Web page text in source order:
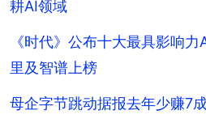
耕AI领域
《时代》公布十大最具影响
里及智谱上榜
母企字节跳动据报去年少赚7